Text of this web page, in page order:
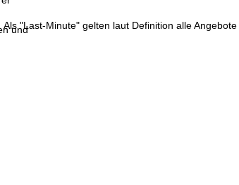
und"Last-Minute" gelten laut Definition alle Angebote